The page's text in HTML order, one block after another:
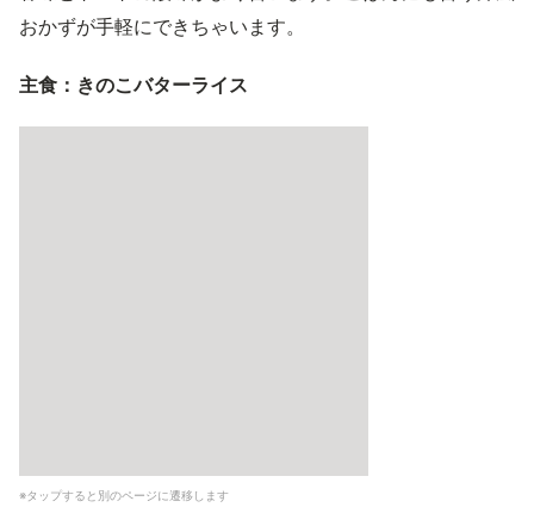
おかずが手軽にできちゃいます。
主食：きのこバターライス
※タップすると別のページに遷移します